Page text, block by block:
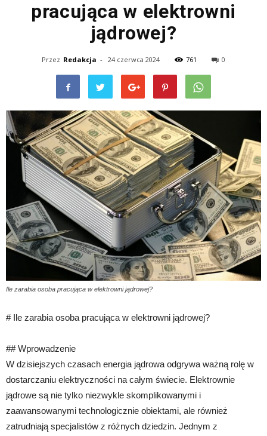
pracująca w elektrowni
jądrowej?
Przez Redakcja - 24 czerwca 2024 761 0
Ile zarabia osoba pracująca w elektrowni jądrowej?
# Ile zarabia osoba pracująca w elektrowni jądrowej?
## Wprowadzenie
W dzisiejszych czasach energia jądrowa odgrywa ważną rolę w
dostarczaniu elektryczności na całym świecie. Elektrownie
jądrowe są nie tylko niezwykle skomplikowanymi i
zaawansowanymi technologicznie obiektami, ale również
zatrudniają specjalistów z różnych dziedzin. Jednym z